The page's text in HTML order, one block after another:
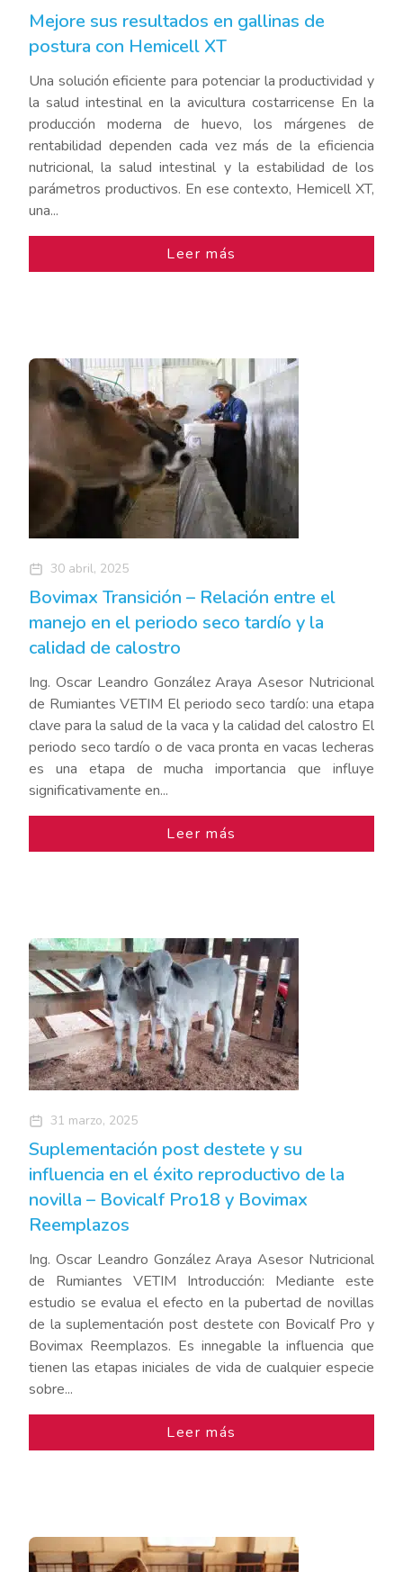
Mejore sus resultados en gallinas de
postura con Hemicell XT
Una solución eficiente para potenciar la productividad y
la salud intestinal en la avicultura costarricense En la
producción moderna de huevo, los márgenes de
rentabilidad dependen cada vez más de la eficiencia
nutricional, la salud intestinal y la estabilidad de los
parámetros productivos. En ese contexto, Hemicell XT,
una...
Leer más
30 abril, 2025
Bovimax Transición – Relación entre el
manejo en el periodo seco tardío y la
calidad de calostro
Ing. Oscar Leandro González Araya Asesor Nutricional
de Rumiantes VETIM El periodo seco tardío: una etapa
clave para la salud de la vaca y la calidad del calostro El
periodo seco tardío o de vaca pronta en vacas lecheras
es una etapa de mucha importancia que influye
significativamente en...
Leer más
31 marzo, 2025
Suplementación post destete y su
influencia en el éxito reproductivo de la
novilla – Bovicalf Pro18 y Bovimax
Reemplazos
Ing. Oscar Leandro González Araya Asesor Nutricional
de Rumiantes VETIM Introducción: Mediante este
estudio se evalua el efecto en la pubertad de novillas
de la suplementación post destete con Bovicalf Pro y
Bovimax Reemplazos. Es innegable la influencia que
tienen las etapas iniciales de vida de cualquier especie
sobre...
Leer más